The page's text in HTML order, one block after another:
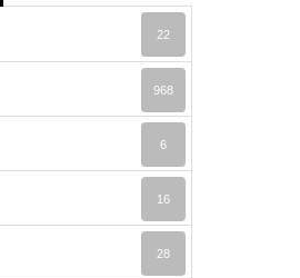
22
968
6
16
28